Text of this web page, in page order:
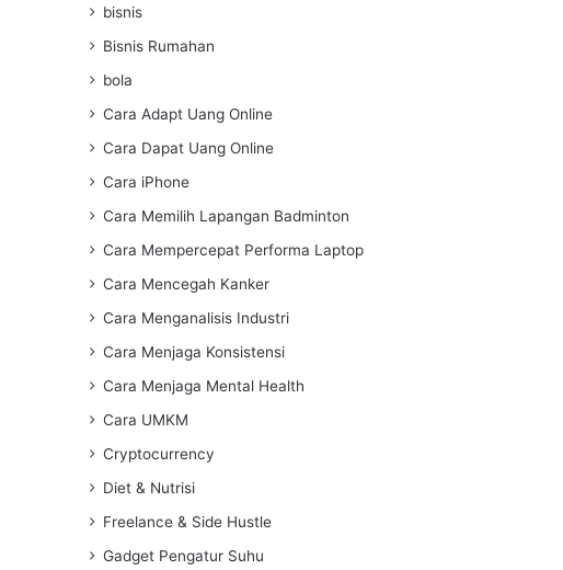
bisnis
Bisnis Rumahan
bola
Cara Adapt Uang Online
Cara Dapat Uang Online
Cara iPhone
Cara Memilih Lapangan Badminton
Cara Mempercepat Performa Laptop
Cara Mencegah Kanker
Cara Menganalisis Industri
Cara Menjaga Konsistensi
Cara Menjaga Mental Health
Cara UMKM
Cryptocurrency
Diet & Nutrisi
Freelance & Side Hustle
Gadget Pengatur Suhu